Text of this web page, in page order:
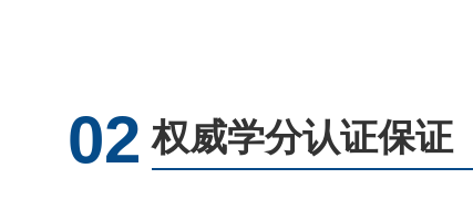
02 权威学分认证保证